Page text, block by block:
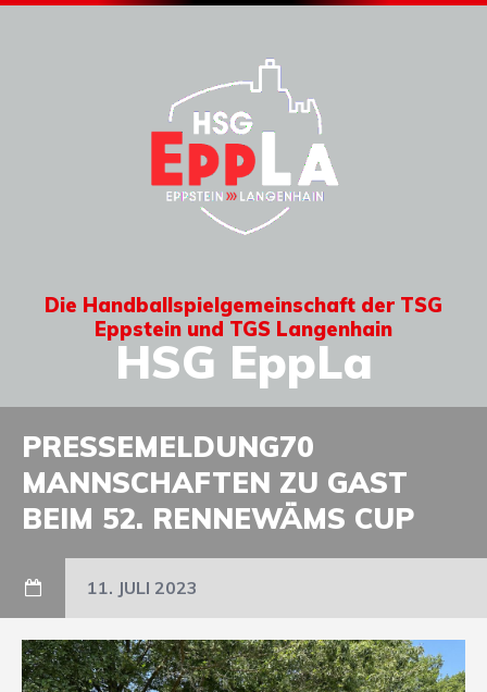
Die Handballspielgemeinschaft der TSG
Eppstein und TGS Langenhain
HSG EppLa
PRESSEMELDUNG70
MANNSCHAFTEN ZU GAST
BEIM 52. RENNEWÄMS CUP
11. JULI 2023